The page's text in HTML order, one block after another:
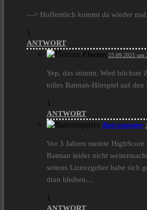
—> Hoffentlich kommt da wieder mal
1
ANTWORT
Florian 25.09.2021 um
Yep, das stimmt. Wird höchste
tolles Batman-Hörspiel auf den
1
ANTWORT
Batcomputer
Vor 3 Jahren meinte
Batman leider nicht
seitens Lizenzgeber habe sich
dran bleiben…
1
ANTWORT